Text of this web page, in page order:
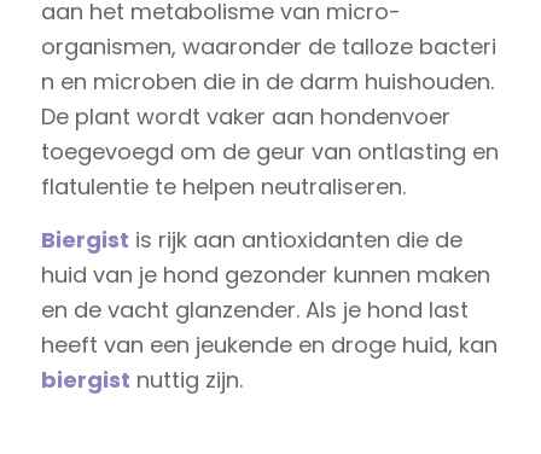
aan het metabolisme van micro-
organismen, waaronder de talloze bacteri
n en microben die in de darm huishouden.
De plant wordt vaker aan hondenvoer
toegevoegd om de geur van ontlasting en
flatulentie te helpen neutraliseren.
Biergist is rijk aan antioxidanten die de
huid van je hond gezonder kunnen maken
en de vacht glanzender. Als je hond last
heeft van een jeukende en droge huid, kan
biergist nuttig zijn.